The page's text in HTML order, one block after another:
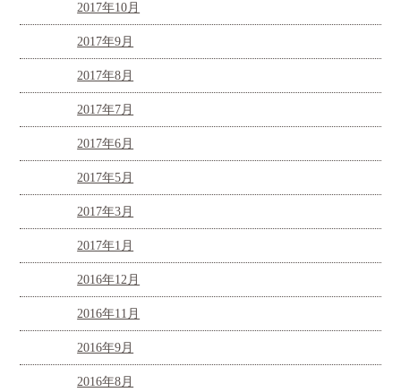
2017年10月
2017年9月
2017年8月
2017年7月
2017年6月
2017年5月
2017年3月
2017年1月
2016年12月
2016年11月
2016年9月
2016年8月